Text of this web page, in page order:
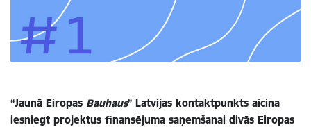
“Jaunā Eiropas Bauhaus” Latvijas kontaktpunkts aicina
iesniegt projektus finansējuma saņemšanai divās Eiropas